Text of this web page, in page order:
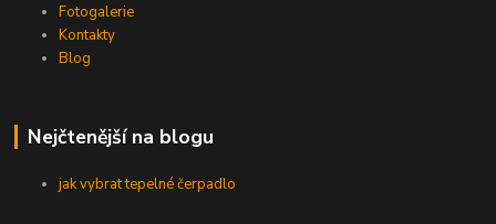
Fotogalerie
Kontakty
Blog
Nejčtenější na blogu
jak vybrat tepelné čerpadlo